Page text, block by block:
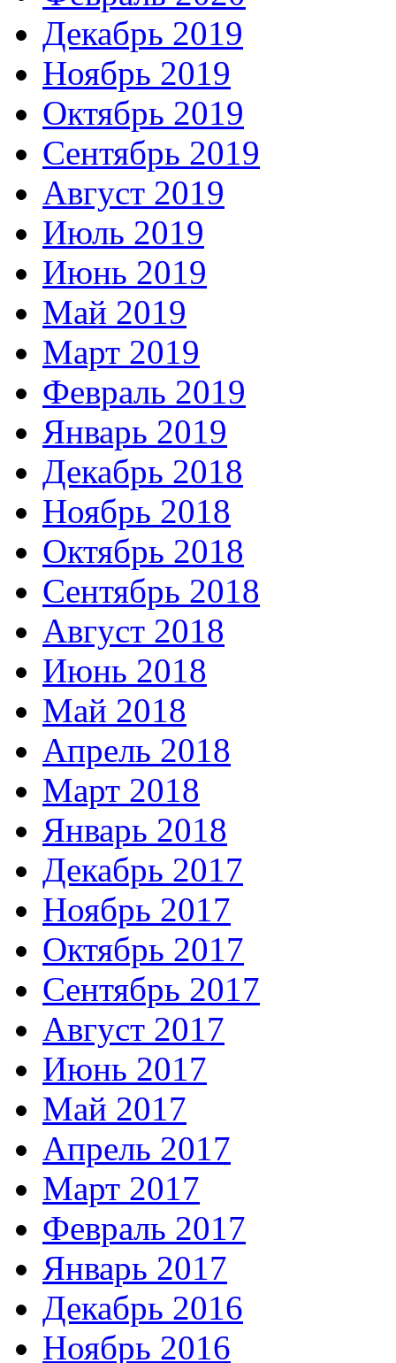
Декабрь 2019
Ноябрь 2019
Октябрь 2019
Сентябрь 2019
Август 2019
Июль 2019
Июнь 2019
Май 2019
Март 2019
Февраль 2019
Январь 2019
Декабрь 2018
Ноябрь 2018
Октябрь 2018
Сентябрь 2018
Август 2018
Июнь 2018
Май 2018
Апрель 2018
Март 2018
Январь 2018
Декабрь 2017
Ноябрь 2017
Октябрь 2017
Сентябрь 2017
Август 2017
Июнь 2017
Май 2017
Апрель 2017
Март 2017
Февраль 2017
Январь 2017
Декабрь 2016
Ноябрь 2016